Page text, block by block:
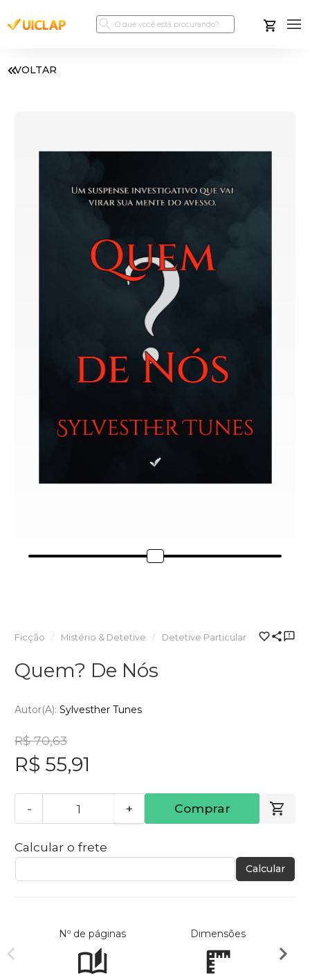
VOLTAR
Ficção Mistério & Detetive Detetive Particular
Quem? De Nós
Autor(a): Sylvesther Tunes
R$ 70,63
R$ 55,91
- + Comprar
Calcular o frete
Calcular
Nº de páginas Dimensões